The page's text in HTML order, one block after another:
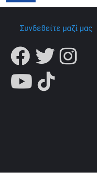
Συνδεθείτε μαζί μας